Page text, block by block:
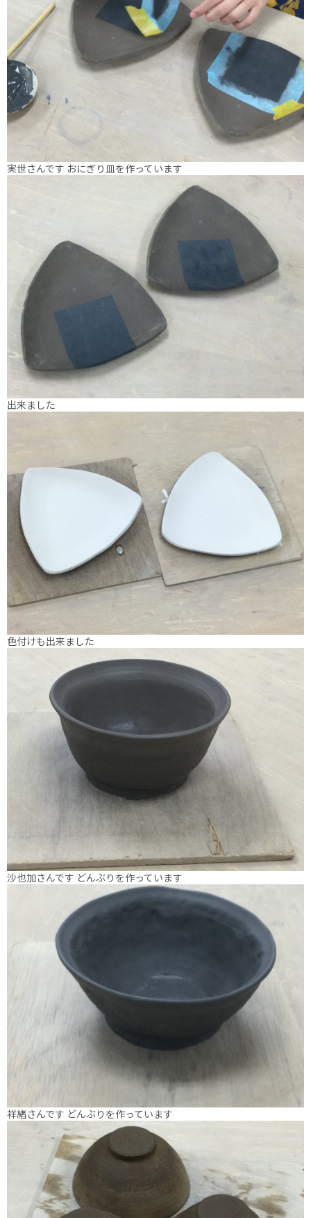
実世さんです おにぎり皿を作っています
出来ました
色付けも出来ました
沙也加さんです どんぶりを作っています
祥緒さんです どんぶりを作っています